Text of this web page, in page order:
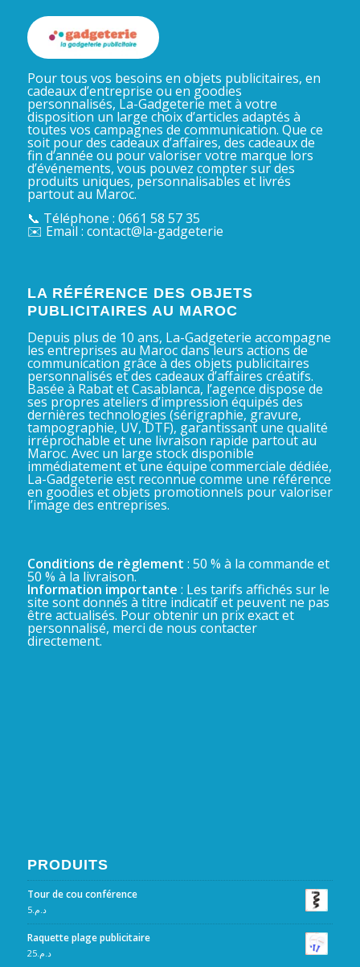
Pour tous vos besoins en objets publicitaires, en
cadeaux d’entreprise ou en goodies
personnalisés, La-Gadgeterie met à votre
disposition un large choix d’articles adaptés à
toutes vos campagnes de communication. Que ce
soit pour des cadeaux d’affaires, des cadeaux de
fin d’année ou pour valoriser votre marque lors
d’événements, vous pouvez compter sur des
produits uniques, personnalisables et livrés
partout au Maroc.
📞 Téléphone : 0661 58 57 35
✉️ Email : contact@la-gadgeterie
LA RÉFÉRENCE DES OBJETS
PUBLICITAIRES AU MAROC
Depuis plus de 10 ans, La-Gadgeterie accompagne
les entreprises au Maroc dans leurs actions de
communication grâce à des objets publicitaires
personnalisés et des cadeaux d’affaires créatifs.
Basée à Rabat et Casablanca, l’agence dispose de
ses propres ateliers d’impression équipés des
dernières technologies (sérigraphie, gravure,
tampographie, UV, DTF), garantissant une qualité
irréprochable et une livraison rapide partout au
Maroc. Avec un large stock disponible
immédiatement et une équipe commerciale dédiée,
La-Gadgeterie est reconnue comme une référence
en goodies et objets promotionnels pour valoriser
l’image des entreprises.
Conditions de règlement : 50 % à la commande et
50 % à la livraison.
Information importante : Les tarifs affichés sur le
site sont donnés à titre indicatif et peuvent ne pas
être actualisés. Pour obtenir un prix exact et
personnalisé, merci de nous contacter
directement.
PRODUITS
Tour de cou conférence
د.م.5
Raquette plage publicitaire
د.م.25